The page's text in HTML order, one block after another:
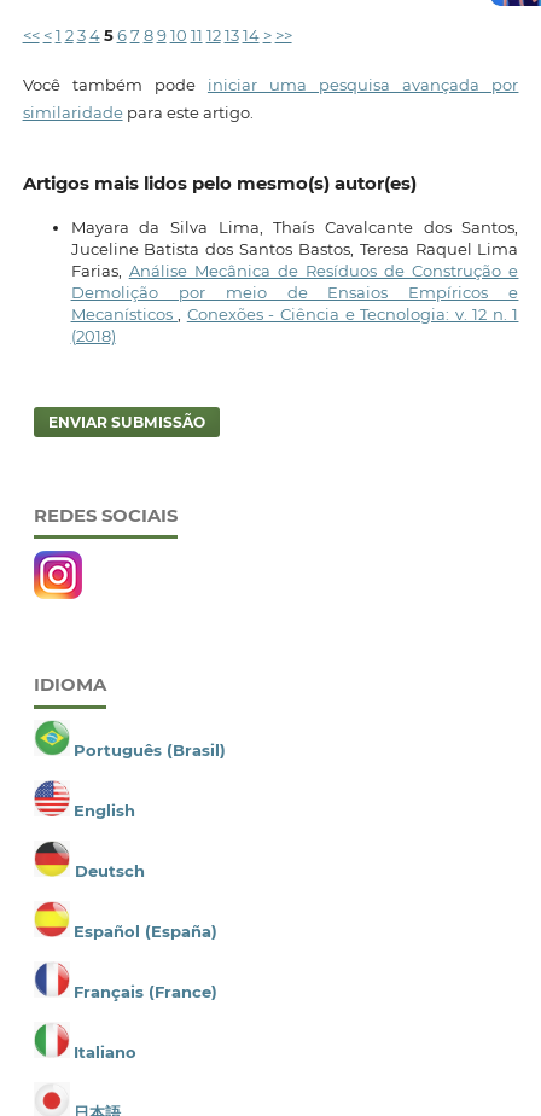
<< < 1 2 3 4 5 6 7 8 9 10 11 12 13 14 > >>
Você também pode iniciar uma pesquisa avançada por
similaridadepara este artigo.
Artigos mais lidos pelo mesmo(s) autor(es)
Mayara da Silva Lima, Thaís Cavalcante dos Santos,
Juceline Batista dos Santos Bastos, Teresa Raquel Lima
Farias, Análise Mecânica de Resíduos de Construção e
Demolição por meio de Ensaios Empíricos e
Mecanísticos
Conexões - Ciência e Tecnologia: v. 12 n. 1
(2018)
ENVIAR SUBMISSÃO
REDES SOCIAIS
IDIOMA
Português (Brasil)
English
Deutsch
Español (España)
Français (France)
Italiano